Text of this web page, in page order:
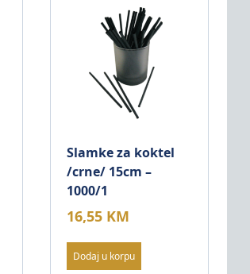
Slamke za koktel
/crne/ 15cm –
1000/1
16,55 KM
Dodaj u korpu